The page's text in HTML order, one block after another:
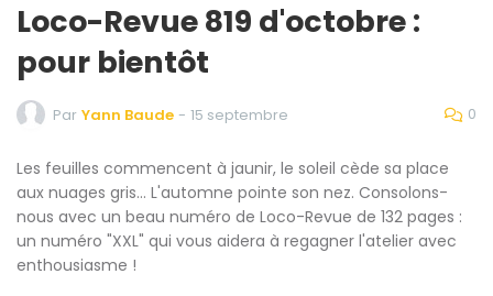
Loco-Revue 819 d'octobre :
pour bientôt
Par Yann Baude - 15 septembre 0
Les feuilles commencent à jaunir, le soleil cède sa place
aux nuages gris… L'automne pointe son nez. Consolons-
nous avec un beau numéro de Loco-Revue de 132 pages :
un numéro "XXL" qui vous aidera à regagner l'atelier avec
enthousiasme !